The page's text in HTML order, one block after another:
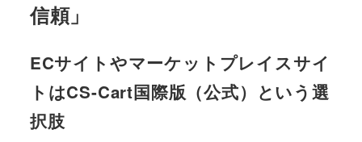
信頼」
ECサイトやマーケットプレイスサイ
トはCS-Cart国際版（公式）という選
択肢